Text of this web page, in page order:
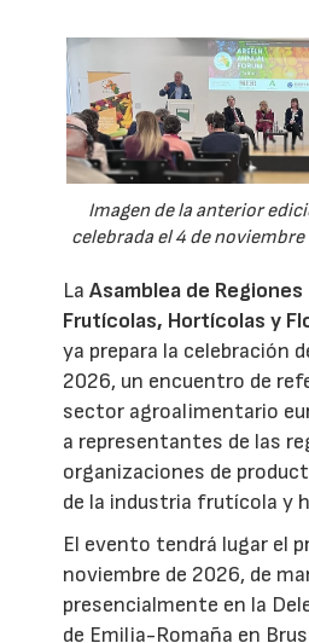
Imagen de la anterior
celebrada el 4 de
LaAsamblea de Regiones
Frutícolas, Hortícolas y
ya prepara la celebración
2026, un encuentro de
sector agroalimentario
a representantes de las
organizaciones de
de la industria frutícola y
El evento tendrá lugar el
noviembre de 2026, de
presencialmente en la
de Emilia-Romaña en